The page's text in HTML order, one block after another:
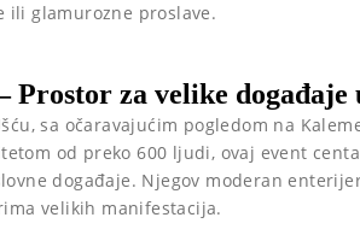
ili glamurozne proslave.
Prostor za velike događaje
sa očaravajućim pogledom na
od preko 600 ljudi, ovaj event
događaje. Njegov moderan
velikih manifestacija.